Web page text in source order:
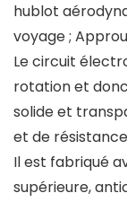
hublot
voyage ;
Le circuit
rotation et donc
solide et
et de résistance
Il est fabriqué
supérieure,